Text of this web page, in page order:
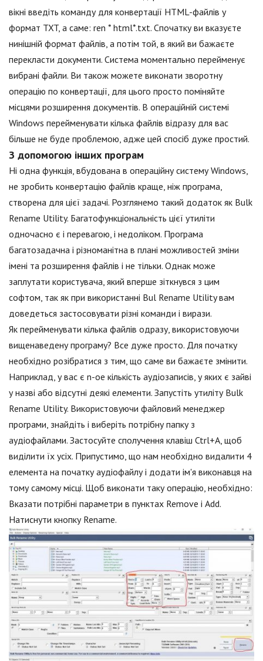
вікні введіть команду для конвертації HTML-файлів у
формат TXT, а саме: ren * html*.txt. Спочатку ви вказуєте
нинішній формат файлів, а потім той, в який ви бажаєте
перекласти документи. Система моментально перейменує
вибрані файли. Ви також можете виконати зворотну
операцію по конвертації, для цього просто поміняйте
місцями розширення документів. В операційній системі
Windows перейменувати кілька файлів відразу для вас
більше не буде проблемою, адже цей спосіб дуже простий.
З допомогою інших програм
Ні одна функція, вбудована в операційну систему Windows,
не зробить конвертацію файлів краще, ніж програма,
створена для цієї задачі. Розглянемо такий додаток як Bulk
Rename Utility. Багатофункціональність цієї утиліти
одночасно є і перевагою, і недоліком. Програма
багатозадачна і різноманітна в плані можливостей зміни
імені та розширення файлів і не тільки. Однак може
заплутати користувача, який вперше зіткнувся з цим
софтом, так як при використанні Bul Rename Utility вам
доведеться застосовувати різні команди і вирази.
Як перейменувати кілька файлів одразу, використовуючи
вищенаведену програму? Все дуже просто. Для початку
необхідно розібратися з тим, що саме ви бажаєте змінити.
Наприклад, у вас є n-ое кількість аудіозаписів, у яких є зайві
у назві або відсутні деякі елементи. Запустіть утиліту Bulk
Rename Utility. Використовуючи файловий менеджер
програми, знайдіть і виберіть потрібну папку з
аудіофайлами. Застосуйте сполучення клавіш Ctrl+A, щоб
виділити їх усіх. Припустимо, що нам необхідно видалити 4
елемента на початку аудіофайлу і додати ім'я виконавця на
тому самому місці. Щоб виконати таку операцію, необхідно:
Вказати потрібні параметри в пунктах Remove і Add.
Натиснути кнопку Rename.